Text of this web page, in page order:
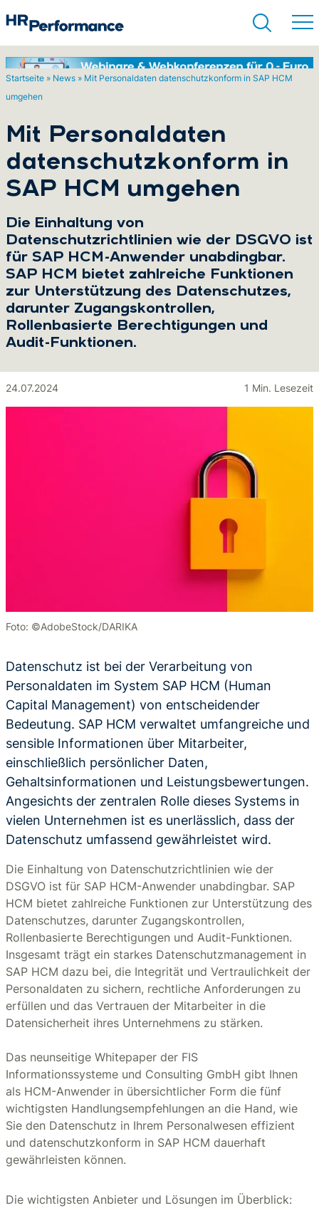
Startseite » News » Mit Personaldaten datenschutzkonform in SAP HCM
umgehen
Mit Personaldaten
datenschutzkonform in
SAP HCM umgehen
Die Einhaltung von
Datenschutzrichtlinien wie der DSGVO ist
für SAP HCM-Anwender unabdingbar.
SAP HCM bietet zahlreiche Funktionen
zur Unterstützung des Datenschutzes,
darunter Zugangskontrollen,
Rollenbasierte Berechtigungen und
Audit-Funktionen.
24.07.2024 1 Min. Lesezeit
Foto: ©AdobeStock/DARIKA
Datenschutz ist bei der Verarbeitung von
Personaldaten im System SAP HCM (Human
Capital Management) von entscheidender
Bedeutung. SAP HCM verwaltet umfangreiche und
sensible Informationen über Mitarbeiter,
einschließlich persönlicher Daten,
Gehaltsinformationen und Leistungsbewertungen.
Angesichts der zentralen Rolle dieses Systems in
vielen Unternehmen ist es unerlässlich, dass der
Datenschutz umfassend gewährleistet wird.
Die Einhaltung von Datenschutzrichtlinien wie der
DSGVO ist für SAP HCM-Anwender unabdingbar. SAP
HCM bietet zahlreiche Funktionen zur Unterstützung des
Datenschutzes, darunter Zugangskontrollen,
Rollenbasierte Berechtigungen und Audit-Funktionen.
Insgesamt trägt ein starkes Datenschutzmanagement in
SAP HCM dazu bei, die Integrität und Vertraulichkeit der
Personaldaten zu sichern, rechtliche Anforderungen zu
erfüllen und das Vertrauen der Mitarbeiter in die
Datensicherheit ihres Unternehmens zu stärken.
Das neunseitige Whitepaper der FIS
Informationssysteme und Consulting GmbH gibt Ihnen
als HCM-Anwender in übersichtlicher Form die fünf
wichtigsten Handlungsempfehlungen an die Hand, wie
Sie den Datenschutz in Ihrem Personalwesen effizient
und datenschutzkonform in SAP HCM dauerhaft
gewährleisten können.
Die wichtigsten Anbieter und Lösungen im Überblick: